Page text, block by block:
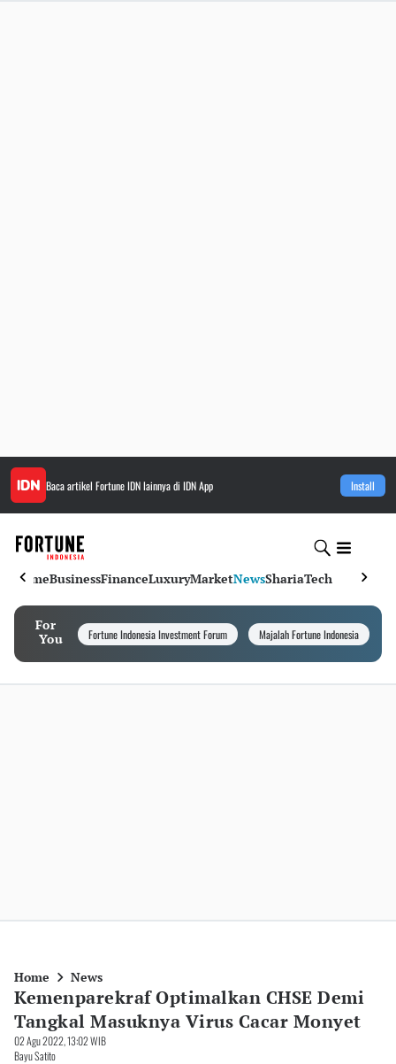
Baca artikel Fortune IDNlainnya di IDN App Install
HomeBusinessFinanceLuxuryMarketNewsShariaTech
For
You
Fortune Indonesia Investment Forum Majalah Fortune Indonesia
Home News
Kemenparekraf Optimalkan CHSE Demi
Tangkal Masuknya Virus Cacar Monyet
02 Agu 2022, 13:02 WIB
Bayu Satito